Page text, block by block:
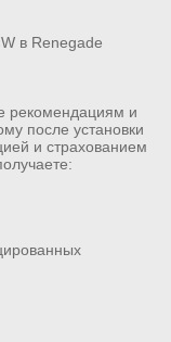
в Renegade
рекомендациям и
после установки
и страхованием